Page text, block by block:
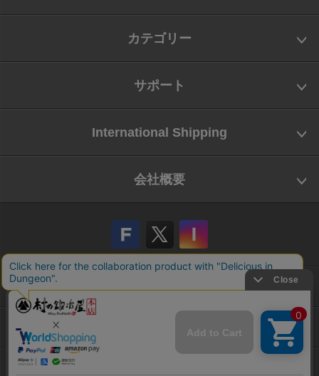
カテゴリー
サポート
International Shipping
会社概要
会社概要
お問い合わせ
特定商取引法に基づく表示